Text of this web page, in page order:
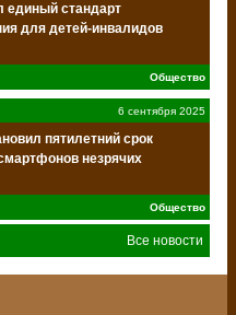
единый стандарт
для детей-инвалидов
Общество
6 сентября 2025
пятилетний срок
незрячих
Общество
Все новости